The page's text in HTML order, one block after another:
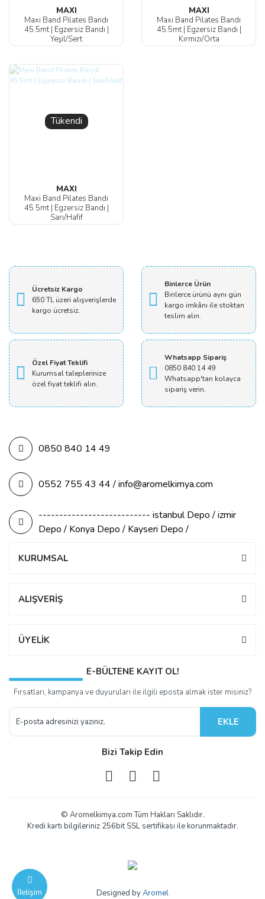
MAXI
Maxi Band Pilates Bandı
45.5mt | Egzersiz Bandı |
Yeşil/Sert
MAXI
Maxi Band Pilates Bandı
45.5mt | Egzersiz Bandı |
Kırmızı/Orta
Tükendi
MAXI
Maxi Band Pilates Bandı
45.5mt | Egzersiz Bandı |
Sarı/Hafif
İletişim
Ücretsiz Kargo
650 TL üzeri alışverişlerde
kargo ücretsiz.
Binlerce Ürün
Binlerce ürünü aynı gün
kargo imkânı ile stoktan
teslim alın.
Özel Fiyat Teklifi
Kurumsal taleplerinize
özel fiyat teklifi alın.
Whatsapp Sipariş
0850 840 14 49
Whatsapp'tan kolayca
sipariş verin.
0850 840 14 49
0552 755 43 44 / info@aromelkimya.com
--------------------------- istanbul Depo / izmir
Depo / Konya Depo / Kayseri Depo /
KURUMSAL
ALIŞVERİŞ
ÜYELİK
E-BÜLTENE KAYIT OL!
Fırsatları, kampanya ve duyuruları ile ilgili eposta almak ister misiniz?
EKLE
Bizi Takip Edin
© Aromelkimya.com Tüm Hakları Saklıdır.
Kredi kartı bilgileriniz 256bit SSL sertifikası ile korunmaktadır.
Designed byAromel